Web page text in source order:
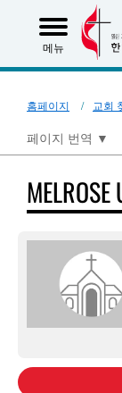
메뉴
홈페이지 교회
페이지 번역 ▼